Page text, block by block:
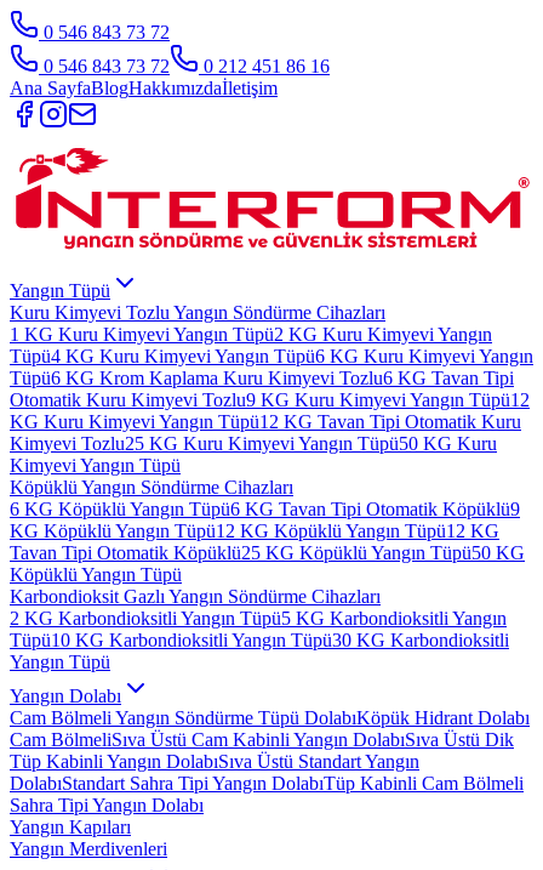
0 546 843 73 72
0 546 843 73 72
0 212 451 86 16
Ana SayfaBlogHakkımızdaİletişim
Yangın Tüpü
Kuru Kimyevi Tozlu Yangın Söndürme Cihazları
1 KG Kuru Kimyevi Yangın Tüpü2 KG Kuru Kimyevi Yangın
Tüpü4 KG Kuru Kimyevi Yangın Tüpü6 KG Kuru Kimyevi Yangın
Tüpü6 KG Krom Kaplama Kuru Kimyevi Tozlu6 KG Tavan Tipi
Otomatik Kuru Kimyevi Tozlu9 KG Kuru Kimyevi Yangın Tüpü12
KG Kuru Kimyevi Yangın Tüpü12 KG Tavan Tipi Otomatik Kuru
Kimyevi Tozlu25 KG Kuru Kimyevi Yangın Tüpü50 KG Kuru
Kimyevi Yangın Tüpü
Köpüklü Yangın Söndürme Cihazları
6 KG Köpüklü Yangın Tüpü6 KG Tavan Tipi Otomatik Köpüklü9
KG Köpüklü Yangın Tüpü12 KG Köpüklü Yangın Tüpü12 KG
Tavan Tipi Otomatik Köpüklü25 KG Köpüklü Yangın Tüpü50 KG
Köpüklü Yangın Tüpü
Karbondioksit Gazlı Yangın Söndürme Cihazları
2 KG Karbondioksitli Yangın Tüpü5 KG Karbondioksitli Yangın
Tüpü10 KG Karbondioksitli Yangın Tüpü30 KG Karbondioksitli
Yangın Tüpü
Yangın Dolabı
Cam Bölmeli Yangın Söndürme Tüpü DolabıKöpük Hidrant Dolabı
Cam BölmeliSıva Üstü Cam Kabinli Yangın DolabıSıva Üstü Dik
Tüp Kabinli Yangın DolabıSıva Üstü Standart Yangın
DolabıStandart Sahra Tipi Yangın DolabıTüp Kabinli Cam Bölmeli
Sahra Tipi Yangın Dolabı
Yangın Kapıları
Yangın Merdivenleri